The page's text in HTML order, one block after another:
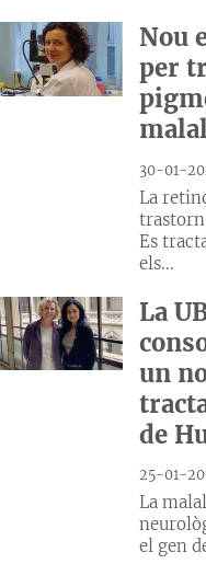
Nou
per
30-01-
La
trastorn
Es
els...
La
un
de
25-01-
La
el gen